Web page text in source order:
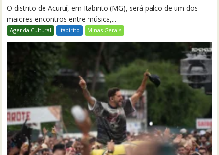
O distrito de Acuruí, em Itabirito (MG), será palco de um dos
maiores encontros entre música,...
Agenda Cultural Itabirito Minas Gerais